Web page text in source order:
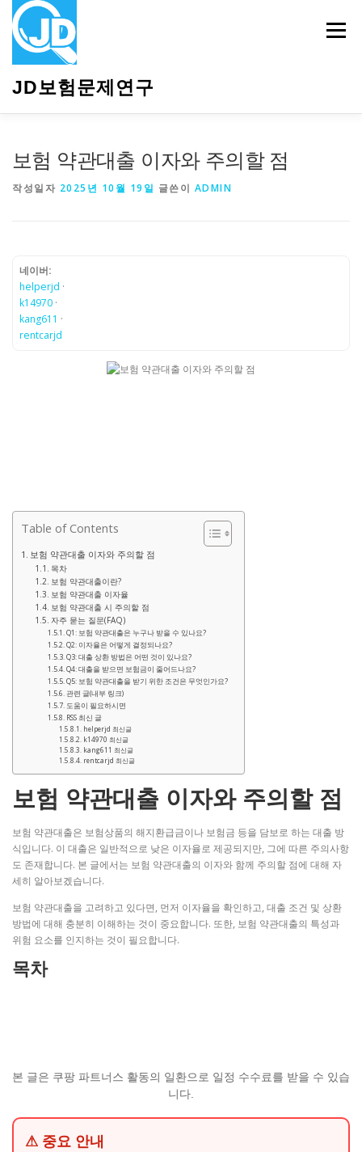
JD보험문제연구
메뉴
보험 약관대출 이자와 주의할 점
작성일자 2025년 10월 19일 글쓴이 ADMIN
네이버:
helperjd ·
k14970 ·
kang611 ·
rentcarjd
Table of Contents
보험 약관대출 이자와 주의할 점
목차
보험 약관대출이란?
보험 약관대출 이자율
보험 약관대출 시 주의할 점
자주 묻는 질문(FAQ)
Q1: 보험 약관대출은 누구나 받을 수 있나요?
Q2: 이자율은 어떻게 결정되나요?
Q3: 대출 상환 방법은 어떤 것이 있나요?
Q4: 대출을 받으면 보험금이 줄어드나요?
Q5: 보험 약관대출을 받기 위한 조건은 무엇인가요?
관련 글(내부 링크)
도움이 필요하시면
RSS 최신 글
helperjd 최신글
k14970 최신글
kang611 최신글
rentcarjd 최신글
보험 약관대출 이자와 주의할 점
보험 약관대출은 보험상품의 해지환급금이나 보험금 등을 담보로 하는 대출 방
식입니다. 이 대출은 일반적으로 낮은 이자율로 제공되지만, 그에 따른 주의사항
도 존재합니다. 본 글에서는 보험 약관대출의 이자와 함께 주의할 점에 대해 자
세히 알아보겠습니다.
보험 약관대출을 고려하고 있다면, 먼저 이자율을 확인하고, 대출 조건 및 상환
방법에 대해 충분히 이해하는 것이 중요합니다. 또한, 보험 약관대출의 특성과
위험 요소를 인지하는 것이 필요합니다.
목차
본 글은 쿠팡 파트너스 활동의 일환으로 일정 수수료를 받을 수 있습
니다.
⚠ 중요 안내